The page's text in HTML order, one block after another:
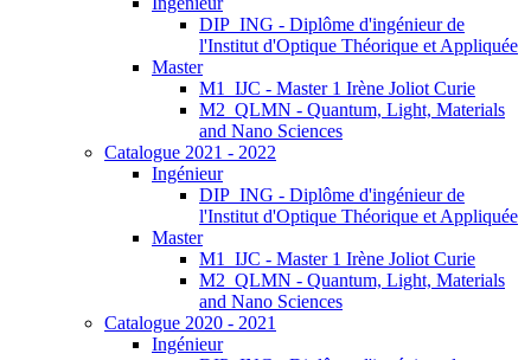
DIP_ING - Diplôme d'ingénieur de
l'Institut d'Optique Théorique et Appliquée
Master
M1_IJC - Master 1 Irène Joliot Curie
M2_QLMN - Quantum, Light, Materials
and Nano Sciences
Catalogue 2021 - 2022
Ingénieur
DIP_ING - Diplôme d'ingénieur de
l'Institut d'Optique Théorique et Appliquée
Master
M1_IJC - Master 1 Irène Joliot Curie
M2_QLMN - Quantum, Light, Materials
and Nano Sciences
Catalogue 2020 - 2021
Ingénieur